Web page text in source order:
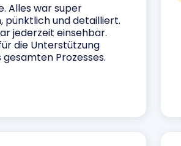
Alles war super
pünktlich und detailliert.
jederzeit einsehbar.
die Unterstützung
Prozesses.